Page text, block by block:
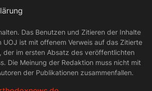
Das Benutzen und Zitieren der Inhalte
UOJ ist mit offenem Verweis auf das Zitierte
der im ersten Absatz des veröffentlichten
Die Meinung der Redaktion muss nicht mit
der Publikationen zusammenfallen.